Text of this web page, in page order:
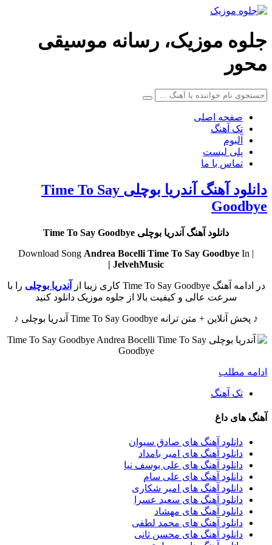
جلوه موزیک، رسانه موسیقی
محور
صفحه اصلی
تک آهنگ
آلبوم
پلی لیست
تماس با ما
دانلود آهنگ آندریا بوچلی Time To Say
Goodbye
دانلود آهنگ آندریا بوچلی Time To Say Goodbye
| Download Song
Andrea Bocelli Time To Say Goodbye In
JelvehMusic |
در ادامه آهنگ Time To Say Goodbye کاری زیبا از آندریا بوچلی را با
سرعت عالی و کیفیت بالا از جلوه موزیک دانلود کنید
♪ پخش آنلاین + متن ترانه Time To Say Goodbye آندریا بوچلی ♪
ادامه مطلب
تک آهنگ
آهنگ های داغ
دانلود آهنگ های صادق سیوان
دانلود آهنگ های امیر بامداد
دانلود آهنگ های علی یوسف نیا
دانلود آهنگ های علی سام
دانلود آهنگ های امیر شکاری
دانلود آهنگ های سعید عسرا
دانلود آهنگ های مهشاد
دانلود آهنگ های محمد لطفی
دانلود آهنگ های محسن ثانی